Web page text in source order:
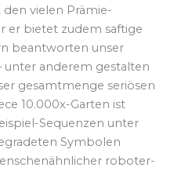
vielen Prämie-
er bietet zudem saftige
beantworten unser
unter anderem gestalten
gesamtmenge seriösen
10.000x-Garten ist
Sequenzen unter
Symbolen
roboter-